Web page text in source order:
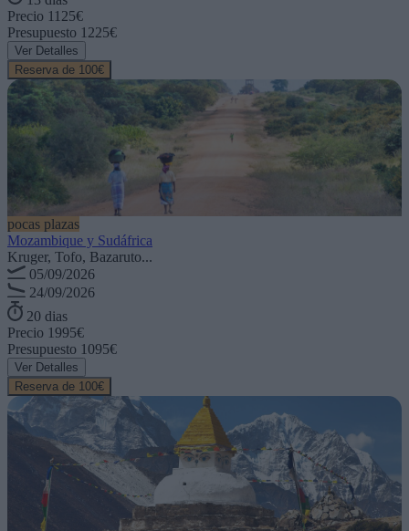
Precio 1125€
Presupuesto 1225€
Ver Detalles
Reserva de 100€
pocas plazas
Mozambique y Sudáfrica
Kruger, Tofo, Bazaruto...
05/09/2026
24/09/2026
20 dias
Precio 1995€
Presupuesto 1095€
Ver Detalles
Reserva de 100€